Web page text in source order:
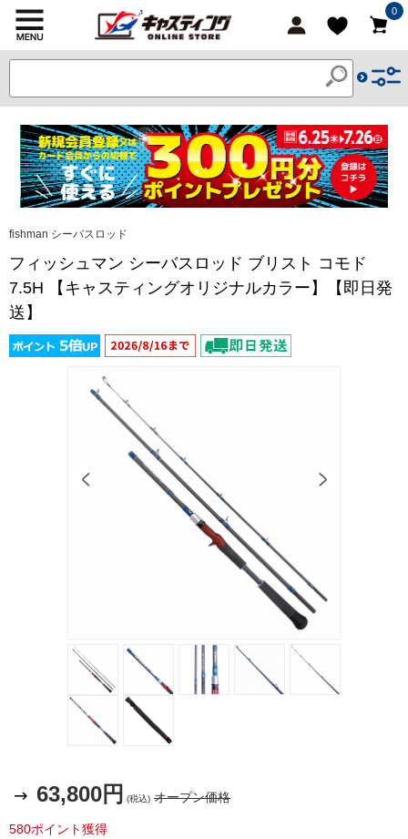
0
fishman シーバスロッド
フィッシュマン シーバスロッド ブリスト コモド
7.5H 【キャスティングオリジナルカラー】【即日発
送】
63,800円 (税込) オープン価格
580ポイント獲得